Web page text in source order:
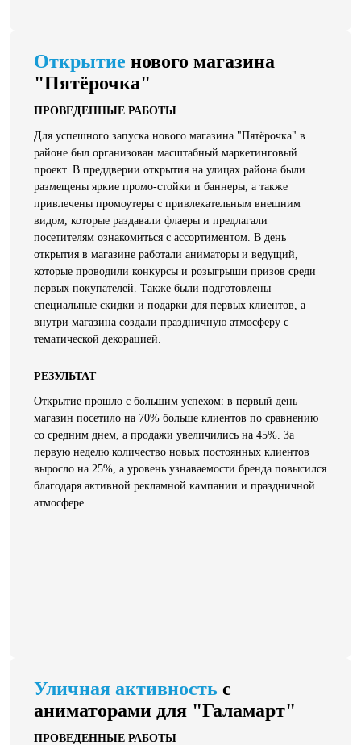
Открытие нового магазина
"Пятёрочка"
ПРОВЕДЕННЫЕ РАБОТЫ
Для успешного запуска нового магазина "Пятёрочка" в
районе был организован масштабный маркетинговый
проект. В преддверии открытия на улицах района были
размещены яркие промо-стойки и баннеры, а также
привлечены промоутеры с привлекательным внешним
видом, которые раздавали флаеры и предлагали
посетителям ознакомиться с ассортиментом. В день
открытия в магазине работали аниматоры и ведущий,
которые проводили конкурсы и розыгрыши призов среди
первых покупателей. Также были подготовлены
специальные скидки и подарки для первых клиентов, а
внутри магазина создали праздничную атмосферу с
тематической декорацией.
РЕЗУЛЬТАТ
Открытие прошло с большим успехом: в первый день
магазин посетило на 70% больше клиентов по сравнению
со средним днем, а продажи увеличились на 45%. За
первую неделю количество новых постоянных клиентов
выросло на 25%, а уровень узнаваемости бренда повысился
благодаря активной рекламной кампании и праздничной
атмосфере.
Уличная активность с
аниматорами для "Галамарт"
ПРОВЕДЕННЫЕ РАБОТЫ